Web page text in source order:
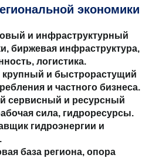
экономики
и инфраструктурный
биржевая инфраструктура,
логистика.
крупный и быстрорастущий
и частного бизнеса.
сервисный и ресурсный
сила, гидроресурсы.
гидроэнергии и
база региона, опора